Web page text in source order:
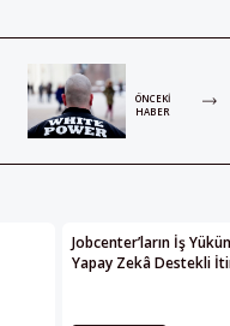
ÖNCEKI
HABER
Jobcenter’ların İş
Yapay Zekâ Destekli